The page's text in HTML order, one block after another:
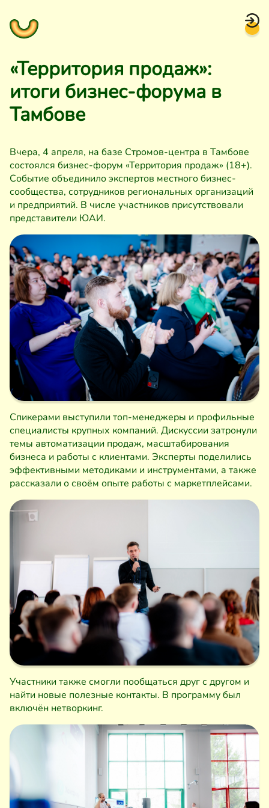
«Территория продаж»:
итоги бизнес-форума в
Тамбове
Вчера, 4 апреля, на базе Стромов-центра в Тамбове
состоялся бизнес-форум «Территория продаж» (18+).
Событие объединило экспертов местного бизнес-
сообщества, сотрудников региональных организаций
и предприятий. В числе участников присутствовали
представители ЮАИ.
Спикерами выступили топ-менеджеры и профильные
специалисты крупных компаний. Дискуссии затронули
темы автоматизации продаж, масштабирования
бизнеса и работы с клиентами. Эксперты поделились
эффективными методиками и инструментами, а также
рассказали о своём опыте работы с маркетплейсами.
Участники также смогли пообщаться друг с другом и
найти новые полезные контакты. В программу был
включён нетворкинг.